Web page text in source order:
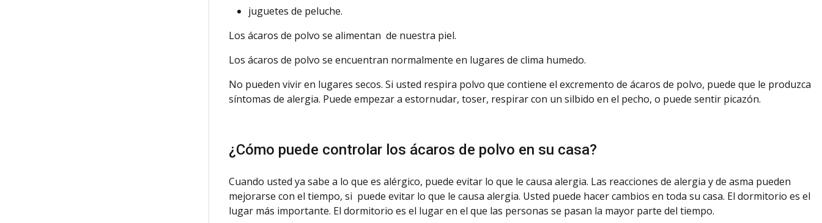
juguetes de peluche.
Los ácaros de polvo se alimentan de nuestra piel.
Los ácaros de polvo se encuentran normalmente en lugares de clima humedo.
No pueden vivir en lugares secos. Si usted respira polvo que contiene el excremento de ácaros de polvo, puede que le produzca
síntomas de alergia. Puede empezar a estornudar, toser, respirar con un silbido en el pecho, o puede sentir picazón.
¿Cómo puede controlar los ácaros de polvo en su casa?
Cuando usted ya sabe a lo que es alérgico, puede evitar lo que le causa alergia. Las reacciones de alergia y de asma pueden
mejorarse con el tiempo, si puede evitar lo que le causa alergia. Usted puede hacer cambios en toda su casa. El dormitorio es el
lugar más importante. El dormitorio es el lugar en el que las personas se pasan la mayor parte del tiempo.